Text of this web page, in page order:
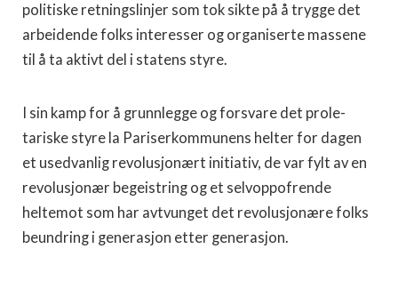
politiske retningslinjer som tok sikte på å trygge det
arbeidende folks interesser og organiserte massene
til å ta aktivt del i statens styre.
I sin kamp for å grunnlegge og forsvare det prole­
tariske styre la Pariserkommunens helter for dagen
et usedvanlig revolusjonært initiativ, de var fylt av en
revolusjonær begeistring og et selvoppofrende
heltemot som har avtvunget det revolusjonære folks
be­undring i generasjon etter generasjon.